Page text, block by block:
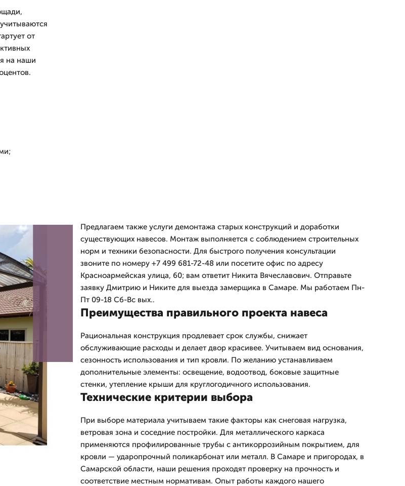
от
на наши
Предлагаем также услуги демонтажа старых конструкций и доработки
существующих навесов. Монтаж выполняется с соблюдением строительных
норм и техники безопасности. Для быстрого получения консультации
звоните по номеру +7 499 681-72-48 или посетите офис по адресу
Красноармейская улица, 60; вам ответит Никита Вячеславович. Отправьте
заявку Дмитрию и Никите для выезда замерщика в Самаре. Мы работаем Пн-
Пт 09-18 Сб-Вс вых..
Преимущества правильного проекта навеса
Рациональная конструкция продлевает срок службы, снижает
обслуживающие расходы и делает двор красивее. Учитываем вид основания,
сезонность использования и тип кровли. По желанию устанавливаем
дополнительные элементы: освещение, водоотвод, боковые защитные
стенки, утепление крыши для круглогодичного использования.
Технические критерии выбора
При выборе материала учитываем такие факторы как снеговая нагрузка,
ветровая зона и соседние постройки. Для металлического каркаса
применяются профилированные трубы с антикоррозийным покрытием, для
кровли — ударопрочный поликарбонат или металл. В Самаре и пригородах, в
Самарской области, наши решения проходят проверку на прочность и
соответствие местным нормативам. Опыт работы каждого нашего